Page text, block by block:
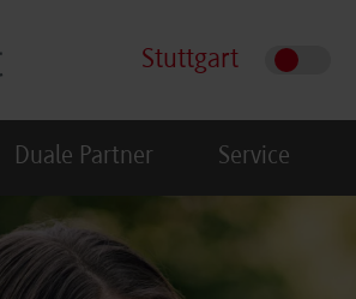
Stuttgart
Duale Partner Service